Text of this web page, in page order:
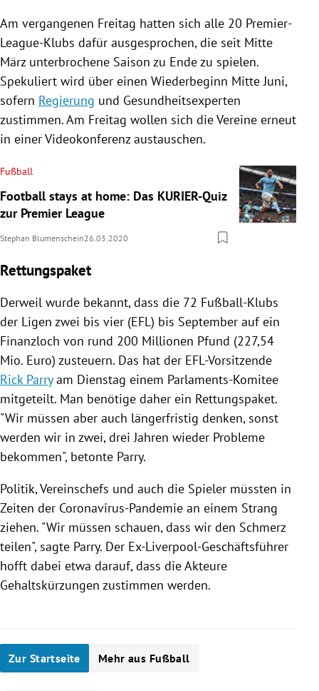
Am vergangenen Freitag hatten sich alle 20 Premier-
League-Klubs dafür ausgesprochen, die seit Mitte
März unterbrochene Saison zu Ende zu spielen.
Spekuliert wird über einen Wiederbeginn Mitte Juni,
sofern Regierung und Gesundheitsexperten
zustimmen. Am Freitag wollen sich die Vereine erneut
in einer Videokonferenz austauschen.
Fußball
Football stays at home: Das KURIER-Quiz
zur Premier League
Stephan Blumenschein26.03.2020
Rettungspaket
Derweil wurde bekannt, dass die 72 Fußball-Klubs
der Ligen zwei bis vier (EFL) bis September auf ein
Finanzloch von rund 200 Millionen Pfund (227,54
Mio. Euro) zusteuern. Das hat der EFL-Vorsitzende
Rick Parryam Dienstag einem Parlaments-Komitee
mitgeteilt. Man benötige daher ein Rettungspaket.
"Wir müssen aber auch längerfristig denken, sonst
werden wir in zwei, drei Jahren wieder Probleme
bekommen", betonte Parry.
Politik, Vereinschefs und auch die Spieler müssten in
Zeiten der Coronavirus-Pandemie an einem Strang
ziehen. "Wir müssen schauen, dass wir den Schmerz
teilen", sagte Parry. Der Ex-Liverpool-Geschäftsführer
hofft dabei etwa darauf, dass die Akteure
Gehaltskürzungen zustimmen werden.
Zur Startseite Mehr aus Fußball